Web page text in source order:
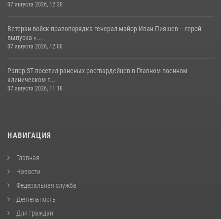
07 августа 2026, 12:20
Ветеран войск правопорядка генерал-майор Иван Пияшев – герой
выпуска «...
07 августа 2026, 12:00
Рэпер ST посетил раненых росгвардейцев в Главном военном
клиническом г...
07 августа 2026, 11:18
НАВИГАЦИЯ
Главная
Новости
Федеральная служба
Деятельность
Для граждан